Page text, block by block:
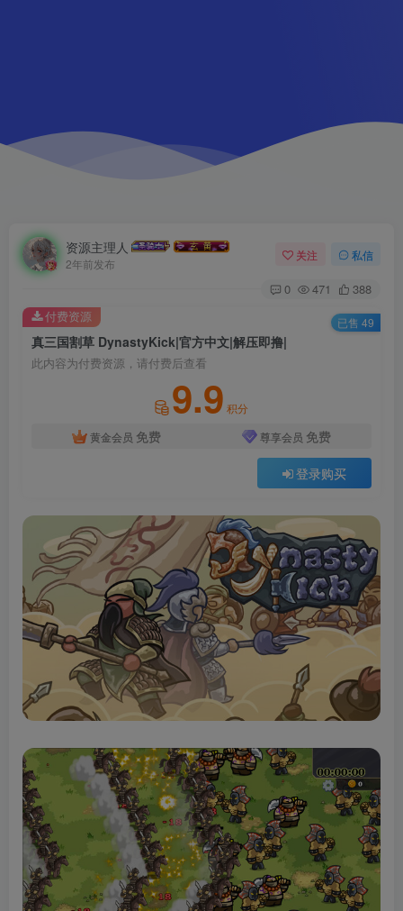
资源主理人
2年前发布
关注 私信
0 471 388
真三国割草 DynastyKick|官方中文|解压即撸|
此内容为付费资源，请付费后查看
9.9 积分
黄金会员 免费 尊享会员 免费
登录购买
付费资源 已售 49